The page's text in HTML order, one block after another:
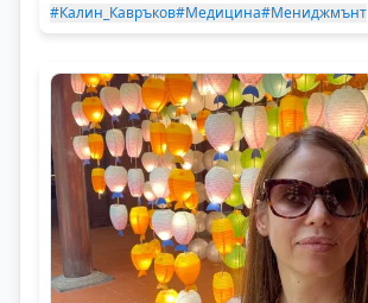
#Калин_Кавръков#Медицина#Мениджмънт